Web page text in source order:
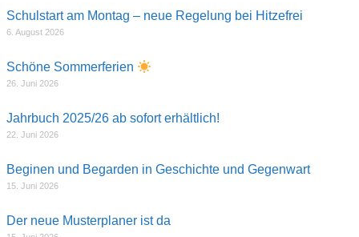
Schulstart am Montag – neue Regelung bei Hitzefrei
6. August 2026
Schöne Sommerferien
26. Juni 2026
Jahrbuch 2025/26 ab sofort erhältlich!
22. Juni 2026
Beginen und Begarden in Geschichte und Gegenwart
15. Juni 2026
Der neue Musterplaner ist da